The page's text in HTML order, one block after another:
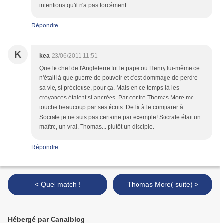
intentions qu'il n'a pas forcément .
Répondre
K kea 23/06/2011 11:51
Que le chef de l'Angleterre fut le pape ou Henry lui-même ce
n'était là que guerre de pouvoir et c'est dommage de perdre
sa vie, si précieuse, pour ça. Mais en ce temps-là les
croyances étaient si ancrées. Par contre Thomas More me
touche beaucoup par ses écrits. De là à le comparer à
Socrate je ne suis pas certaine par exemple! Socrate était un
maître, un vrai. Thomas... plutôt un disciple.
Répondre
< Quel match ! Thomas More( suite) >
Hébergé par Canalblog